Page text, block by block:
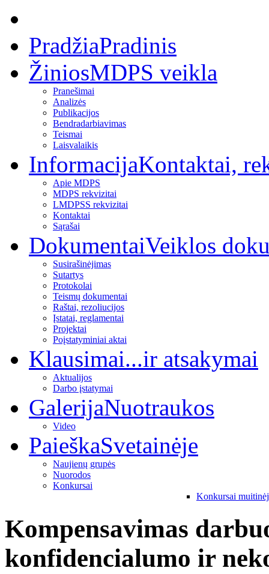
PradžiaPradinis
ŽiniosMDPS veikla
Pranešimai
Analizės
Publikacijos
Bendradarbiavimas
Teismai
Laisvalaikis
InformacijaKontaktai,
Apie MDPS
MDPS rekvizitai
LMDPSS rekvizitai
Kontaktai
Sąrašai
DokumentaiVeiklos
Susirašinėjimas
Sutartys
Protokolai
Teismų dokumentai
Raštai, rezoliucijos
Įstatai, reglamentai
Projektai
Poįstatyminiai aktai
Klausimai...ir atsakymai
Aktualijos
Darbo įstatymai
GalerijaNuotraukos
Video
PaieškaSvetainėje
Naujienų grupės
Nuorodos
Konkursai
Konkursai
Kompensavimas
konfidencialumo ir